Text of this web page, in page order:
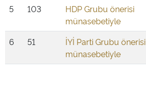
5
103
HDP Grubu önerisi
münasebetiyle
6
51
İYİ Parti Grubu önerisi
münasebetiyle